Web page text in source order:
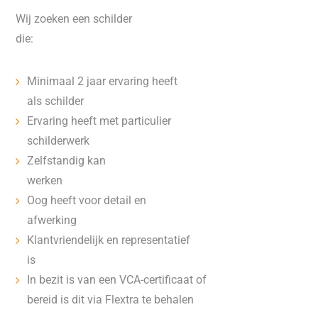
Wij zoeken een schilder
die:
Minimaal 2 jaar ervaring heeft
als schilder
Ervaring heeft met particulier
schilderwerk
Zelfstandig kan
werken
Oog heeft voor detail en
afwerking
Klantvriendelijk en representatief
is
In bezit is van een VCA-certificaat of
bereid is dit via Flextra te behalen